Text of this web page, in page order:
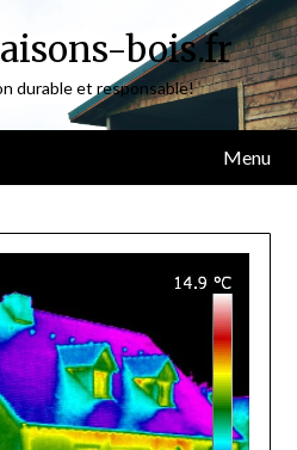
bois.fr
durable et responsable!
Menu